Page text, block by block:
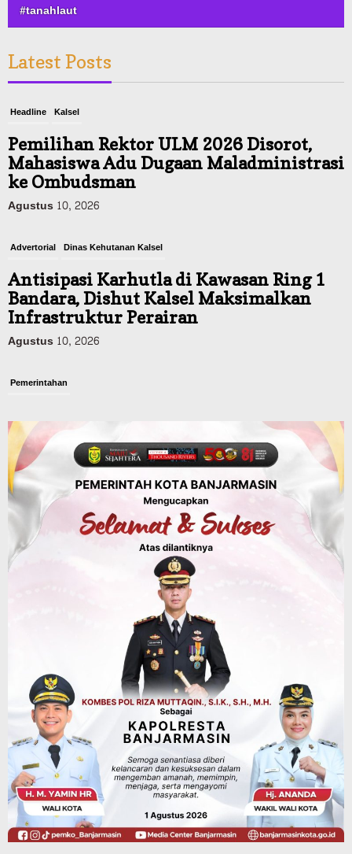
#tanahlaut
Latest Posts
Headline Kalsel
Pemilihan Rektor ULM 2026 Disorot,
Mahasiswa Adu Dugaan Maladministrasi
ke Ombudsman
Agustus 10, 2026
Advertorial Dinas Kehutanan Kalsel
Antisipasi Karhutla di Kawasan Ring 1
Bandara, Dishut Kalsel Maksimalkan
Infrastruktur Perairan
Agustus 10, 2026
Pemerintahan
Kalsel Buat Kajian dan Akui Tak Punya
Kewenangan karena Aset Jalan Nasional
Agustus 10, 2026
Headline Pemerintahan
Kasus ISPA Banjarbaru Tembus 21.323,
Melonjak Sejak Bulan Juli Tahun 2026
Dinas Kehutanan Kalsel
Siapsiaga Ancaman Karhutla di Tahura,
Sarana Pendukunga Pemadaman
Ditempatkan di Sejumlah Titik Rawan
Agustus 10, 2026